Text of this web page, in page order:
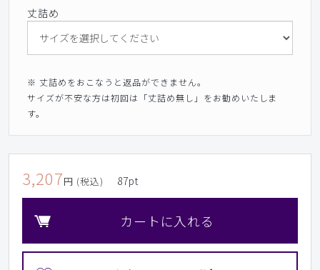
丈詰め
※ 丈詰めをおこなうと返品ができません。
サイズが不安な方は初回は「丈詰め無し」をお勧めいたしま
す。
3,207円 (税込) 87pt
カートに入れる